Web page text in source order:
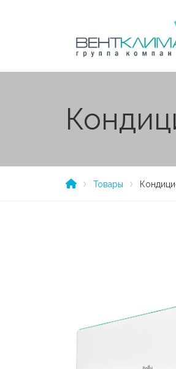
Товары